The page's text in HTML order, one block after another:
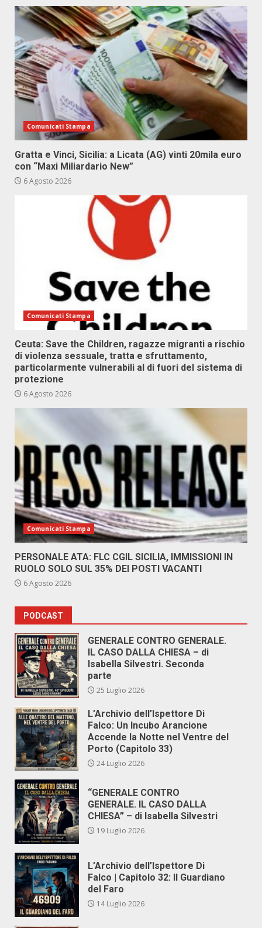
Comunicati Stampa
Gratta e Vinci, Sicilia: a Licata (AG) vinti 20mila euro
con “Maxi Miliardario New”
6 Agosto 2026
Comunicati Stampa
Ceuta: Save the Children, ragazze migranti a rischio
di violenza sessuale, tratta e sfruttamento,
particolarmente vulnerabili al di fuori del sistema di
protezione
6 Agosto 2026
Comunicati Stampa
PERSONALE ATA: FLC CGIL SICILIA, IMMISSIONI IN
RUOLO SOLO SUL 35% DEI POSTI VACANTI
6 Agosto 2026
PODCAST
GENERALE CONTRO GENERALE.
IL CASO DALLA CHIESA – di
Isabella Silvestri. Seconda
parte
25 Luglio 2026
L’Archivio dell’Ispettore Di
Falco: Un Incubo Arancione
Accende la Notte nel Ventre del
Porto (Capitolo 33)
24 Luglio 2026
“GENERALE CONTRO
GENERALE. IL CASO DALLA
CHIESA” – di Isabella Silvestri
19 Luglio 2026
L’Archivio dell’Ispettore Di
Falco | Capitolo 32: Il Guardiano
del Faro
14 Luglio 2026